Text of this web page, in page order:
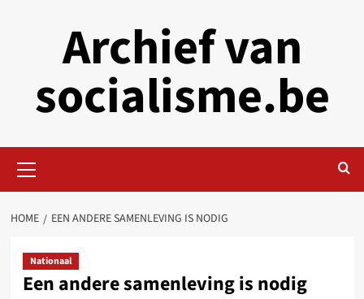
Archief van
socialisme.be
Menu
HOME EEN ANDERE SAMENLEVING IS NODIG
Nationaal
Een andere samenleving is nodig